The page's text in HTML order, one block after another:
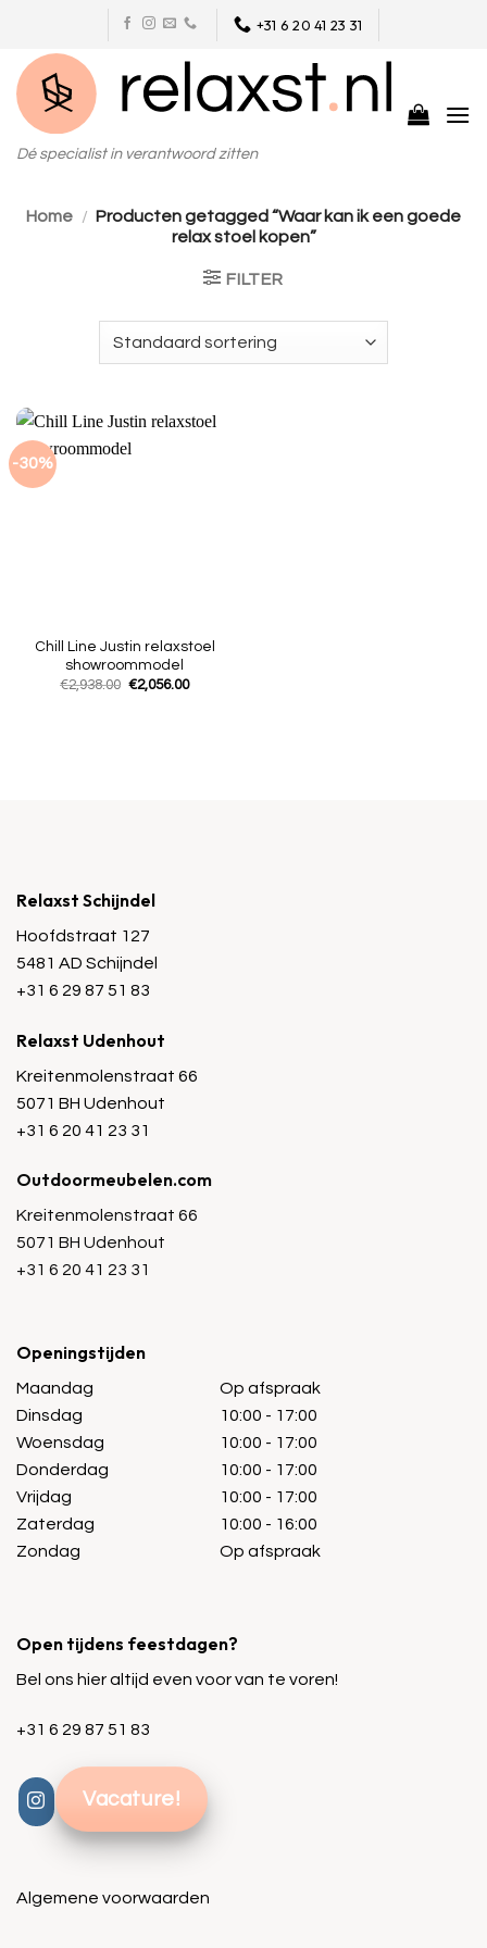
content
+31 6 20 41 23 31
Dé specialist in verantwoord zitten
Home / Producten getagged “Waar kan ik een goede
relax stoel kopen”
FILTER
-30%
Chill Line Justin relaxstoel
showroommodel
€2,938.00 Oorspronkelijke
€2,056.00Huidige
Relaxst Schijndel
Hoofdstraat 127
5481 AD Schijndel
+31 6 29 87 51 83
Relaxst Udenhout
Kreitenmolenstraat 66
5071 BH Udenhout
+31 6 20 41 23 31
Outdoormeubelen.com
Kreitenmolenstraat 66
5071 BH Udenhout
+31 6 20 41 23 31
Openingstijden
Maandag
Dinsdag
Woensdag
Donderdag
Vrijdag
Zaterdag
Zondag
Op afspraak
10:00 - 17:00
10:00 - 17:00
10:00 - 17:00
10:00 - 17:00
10:00 - 16:00
Op afspraak
Open tijdens feestdagen?
Bel ons hier altijd even voor van te voren!
+31 6 29 87 51 83
Vacature!
Algemene voorwaarden